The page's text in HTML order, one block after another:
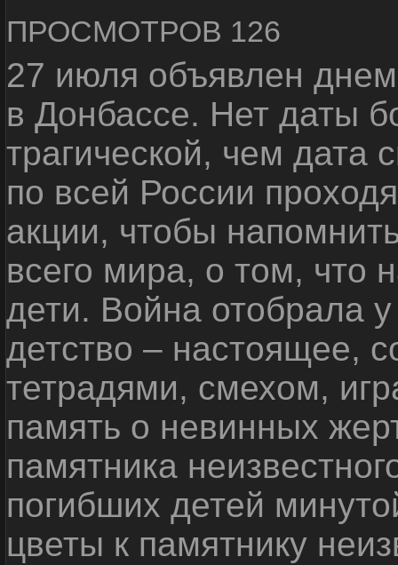
ПРОСМОТРОВ 126
27 июля объявлен
в Донбассе. Нет даты
трагической, чем дата
по всей России
акции, чтобы
всего мира, о том, что
дети. Война отобрала
детство – настоящее,
тетрадями, смехом,
память о невинных
памятника
погибших детей
цветы к памятнику